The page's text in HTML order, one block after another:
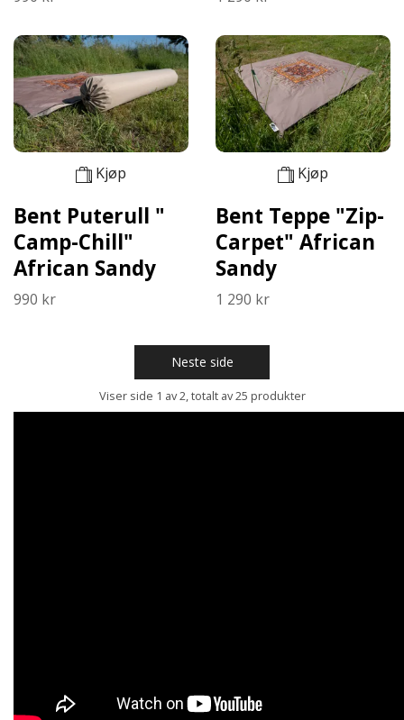
Kjøp
Bent Puterull "
Camp-Chill"
African Sandy
990 kr
Kjøp
Bent Teppe "Zip-
Carpet" African
Sandy
1 290 kr
Neste side
Viser side 1 av 2, totalt av 25 produkter